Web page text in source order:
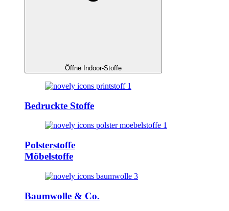
Öffne Indoor-Stoffe
Bedruckte Stoffe
Polsterstoffe
Möbelstoffe
Baumwolle & Co.